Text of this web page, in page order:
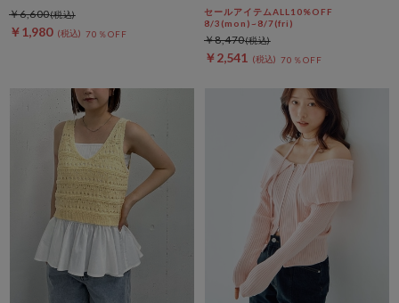
￥1,980 70％OFF
￥6,600
セールアイテムALL10%OFF
8/3(mon)~8/7(fri)
￥2,541 70％OFF
￥8,470